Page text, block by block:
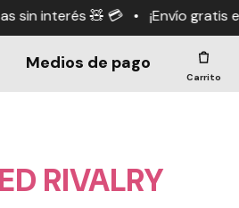
¡Envío gratis en compras
Medios de pago
Carrito
RIVALRY